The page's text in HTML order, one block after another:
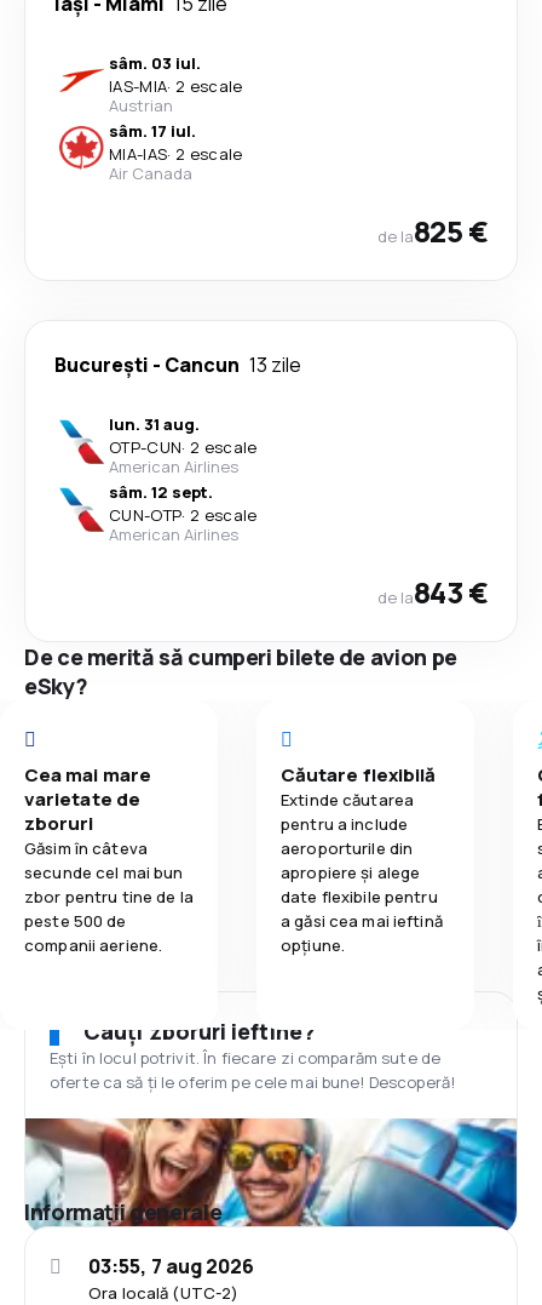
sâm. 03 iul.
IAS-MIA· 2 escale
Austrian
sâm. 17 iul.
MIA-IAS· 2 escale
Air Canada
de la825 €
București - Cancun 13 zile
lun. 31 aug.
OTP-CUN· 2 escale
American Airlines
sâm. 12 sept.
CUN-OTP· 2 escale
American Airlines
de la843 €
De ce merită să cumperi bilete de avion pe
eSky?
Cea mai mare
varietate de
zboruri
Găsim în câteva
secunde cel mai bun
zbor pentru tine de la
peste 500 de
companii aeriene.
Căutare flexibilă
Extinde căutarea
pentru a include
aeroporturile din
apropiere și alege
date flexibile pentru
a găsi cea mai ieftină
opțiune.
Cauți zboruri ieftine?
Ești în locul potrivit. În fiecare zi comparăm sute de
oferte ca să ți le oferim pe cele mai bune! Descoperă!
Informații generale
Ora locală (UTC-2)
03:55, 7 aug 2026